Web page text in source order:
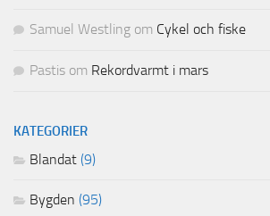
Samuel Westling om Cykel och fiske
Pastis om Rekordvarmt i mars
KATEGORIER
Blandat (9)
Bygden (95)